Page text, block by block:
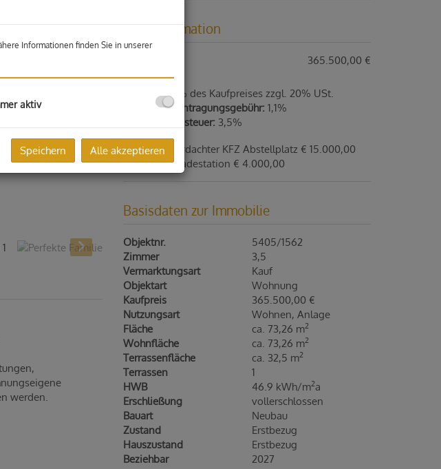
werden.
Preisinformation
365.500,00 €
Provision:
3% des Kaufpreises zzgl. 20% USt.
Grundbucheintragungsgebühr: 1,1%
Grunderwerbsteuer: 3,5%
Aufpreis überdachter KFZ Abstellplatz € 15.000,00
Aufpreis E- Ladestation € 4.000,00
Basisdaten zur Immobilie
Objektnr.
5405/1562
Zimmer
3,5
Vermarktungsart
Kauf
Objektart
Wohnung
Kaufpreis
365.500,00 €
Nutzungsart
Wohnen Anlage
Fläche
ca. 73,26 m2
Wohnfläche ca. 73,26 m2
Terrassenfläche ca. 32,5 m2
Terrassen
1
HWB
46.9 kWh/m2a
Erschließung
vollerschlossen
Bauart
Neubau
Zustand
Erstbezug
Hauszustand
Erstbezug
Beziehbar
2027
Informationen finden Sie in unserer
aktiv
Speichern Alle akzeptieren